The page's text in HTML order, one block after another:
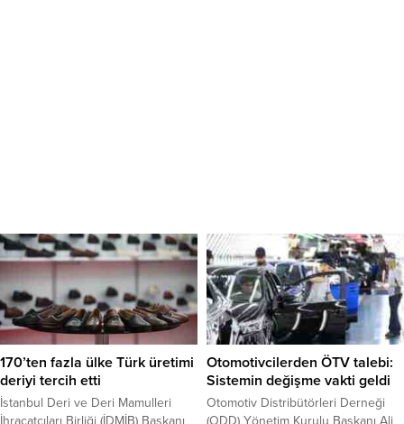
170’ten fazla ülke Türk üretimi
deriyi tercih etti
İstanbul Deri ve Deri Mamulleri
Otomotivcilerden ÖTV talebi:
Sistemin değişme vakti geldi
Otomotiv Distribütörleri Derneği